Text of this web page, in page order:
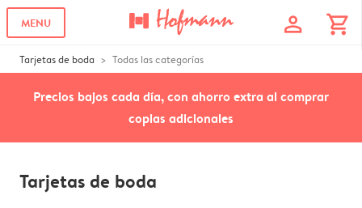
MENU profile shopping_cart
Tarjetas de boda Todas las categorías
Precios bajos cada día, con ahorro extra al comprar
copias adicionales
Tarjetas de boda